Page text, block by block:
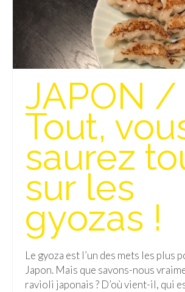
JAPON /
Tout,
saurez
sur les
gyozas !
Le gyoza est l’un des mets les plus
Japon. Mais que savons-nous
ravioli japonais ? D’où vient-il, qui